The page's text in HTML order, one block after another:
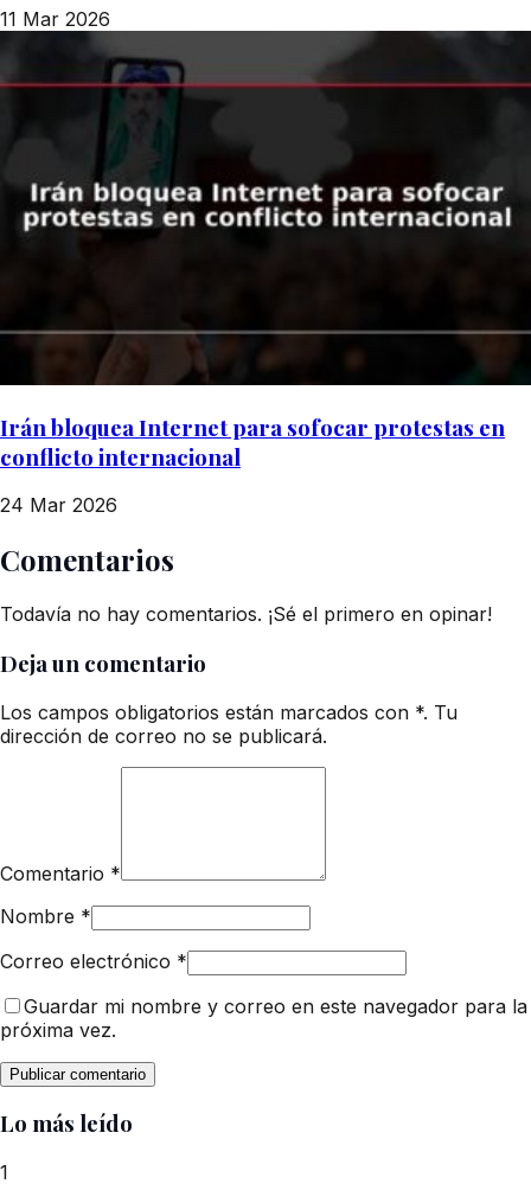
11 Mar 2026
Irán bloquea Internet para sofocar protestas en
conflicto internacional
24 Mar 2026
Comentarios
Todavía no hay comentarios. ¡Sé el primero en opinar!
Deja un comentario
Los campos obligatorios están marcados con *. Tu
dirección de correo no se publicará.
Comentario *
Nombre *
Correo electrónico *
Guardar mi nombre y correo en este navegador para la
próxima vez.
Lo más leído
1